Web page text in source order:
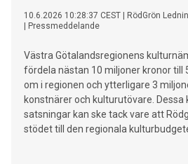
10.6.2026 10:28:37 CEST
RödGrön
Pressmeddelande
Västra Götalandsregionens
fördela nästan 10 miljoner kronor till
om i regionen och ytterligare 3
konstnärer och kulturutövare. Dessa
satsningar kan ske tack vare att
stödet till den regionala